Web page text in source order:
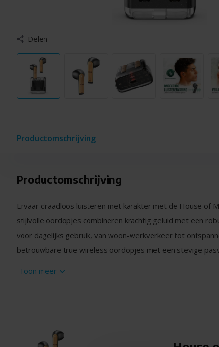
Delen
Productomschrijving
Productomschrijving
Ervaar draadloos luisteren met karakter met de House of
stijlvolle oordopjes combineren krachtig geluid met een
voor dagelijks gebruik, van woon-werkverkeer tot
betrouwbare true wireless oordopjes met een stevige
zodat je beter op je audio kunt focussen.
Toon meer